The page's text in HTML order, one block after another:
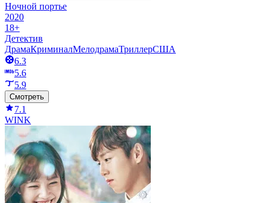
Ночной портье
2020
18+
Детектив
ДрамаКриминалМелодрамаТриллерСША
6.3
5.6
5.9
Смотреть
7.1
WINK